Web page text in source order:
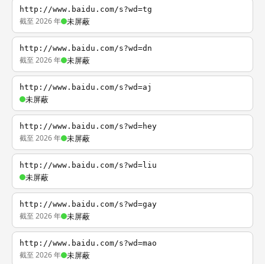
http://www.baidu.com/s?wd=tg
截至 2026 年 未屏蔽
http://www.baidu.com/s?wd=dn
截至 2026 年 未屏蔽
http://www.baidu.com/s?wd=aj
未屏蔽
http://www.baidu.com/s?wd=hey
截至 2026 年 未屏蔽
http://www.baidu.com/s?wd=liu
未屏蔽
http://www.baidu.com/s?wd=gay
截至 2026 年 未屏蔽
http://www.baidu.com/s?wd=mao
截至 2026 年 未屏蔽